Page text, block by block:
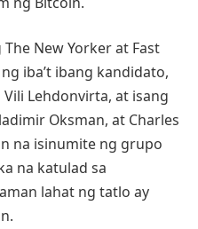
New Yorker at Fast
iba’t ibang kandidato,
Vili Lehdonvirta, at isang
Oksman, at Charles
na isinumite ng grupo
na katulad sa
lahat ng tatlo ay